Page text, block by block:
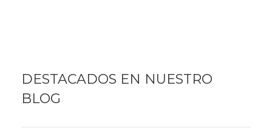
DESTACADOS EN NUESTRO
BLOG